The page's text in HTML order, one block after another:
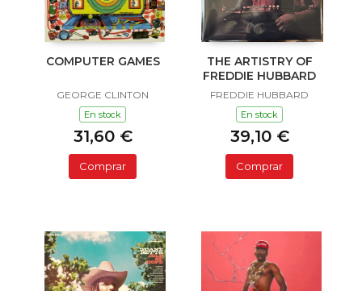
COMPUTER GAMES
GEORGE CLINTON
En stock
31,60 €
Comprar
THE ARTISTRY OF
FREDDIE HUBBARD
FREDDIE HUBBARD
En stock
39,10 €
Comprar